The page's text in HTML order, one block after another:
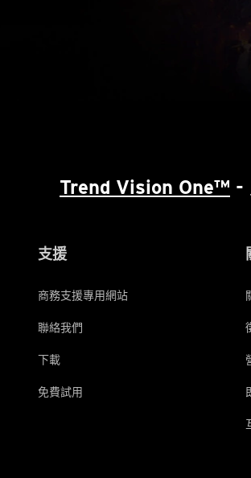
Trend Vision One™ -
支援
商務支援專用網站
聯絡我們
下載
免費試用